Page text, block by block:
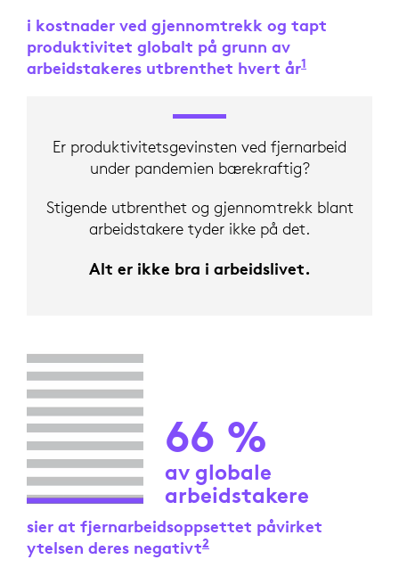
Er produktivitetsgevinsten ved fjernarbeid
under pandemien bærekraftig?
Stigende utbrenthet og gjennomtrekk blant
arbeidstakere tyder ikke på det.
Alt er ikke bra i arbeidslivet.
i kostnader ved gjennomtrekk og tapt
produktivitet globalt på grunn av
arbeidstakeres utbrenthet hvert år1
66 %
av globale
arbeidstakere
sier at fjernarbeidsoppsettet påvirket
ytelsen deres negativt2